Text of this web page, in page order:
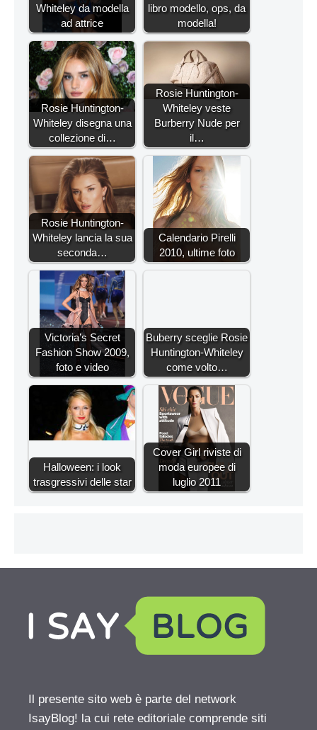
Whiteley da modella
ad attrice
libro modello, ops, da
modella!
Rosie Huntington-
Whiteley disegna una
collezione di…
Rosie Huntington-
Whiteley veste
Burberry Nude per
il…
Rosie Huntington-
Whiteley lancia la sua
seconda…
Calendario Pirelli
2010, ultime foto
Victoria’s Secret
Fashion Show 2009,
foto e video
Buberry sceglie Rosie
Huntington-Whiteley
come volto…
Halloween: i look
trasgressivi delle star
Cover Girl riviste di
moda europee di
luglio 2011
Il presente sito web è parte del network
IsayBlog! la cui rete editoriale comprende siti